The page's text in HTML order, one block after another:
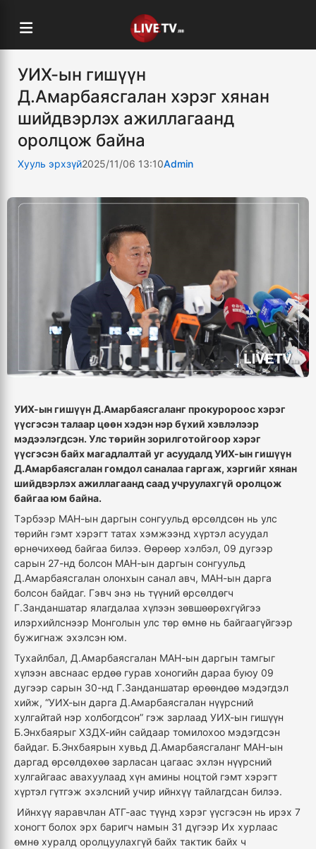
УИХ-ын гишүүн
Д.Амарбаясгалан хэрэг хянан
шийдвэрлэх ажиллагаанд
оролцож байна
Хууль эрхзүй2025/11/06 13:10Admin
УИХ-ын гишүүн Д.Амарбаясгаланг прокуророос хэрэг
үүсгэсэн талаар цөөн хэдэн нэр бүхий хэвлэлээр
мэдээлэгдсэн. Улс төрийн зорилготойгоор хэрэг
үүсгэсэн байх магадлалтай уг асуудалд УИХ-ын гишүүн
Д.Амарбаясгалан гомдол саналаа гаргаж, хэргийг хянан
шийдвэрлэх ажиллагаанд саад учруулахгүй оролцож
байгаа юм байна.
Тэрбээр МАН-ын даргын сонгуульд өрсөлдсөн нь улс
төрийн гэмт хэрэгт татах хэмжээнд хүртэл асуудал
өрнөчихөөд байгаа билээ. Өөрөөр хэлбэл, 09 дугээр
сарын 27-нд болсон МАН-ын даргын сонгуульд
Д.Амарбаясгалан олонхын санал авч, МАН-ын дарга
болсон байдаг. Гэвч энэ нь түүний өрсөлдөгч
Г.Занданшатар ялагдалаа хүлээн зөвшөөрөхгүйгээ
илэрхийлснээр Монголын улс төр өмнө нь байгаагүйгээр
бужигнаж эхэлсэн юм.
Тухайлбал, Д.Амарбаясгалан МАН-ын даргын тамгыг
хүлээн авснаас ердөө гурав хоногийн дараа буюу 09
дугээр сарын 30-нд Г.Занданшатар өрөөндөө мэдэгдэл
хийж, “УИХ-ын дарга Д.Амарбаясгалан нүүрсний
хулгайтай нэр холбогдсон” гэж зарлаад УИХ-ын гишүүн
Б.Энхбаярыг ХЗДХ-ийн сайдаар томилохоо мэдэгдсэн
байдаг. Б.Энхбаярын хувьд Д.Амарбаясгаланг МАН-ын
даргад өрсөлдөхөө зарласан цагаас эхлэн нүүрсний
хулгайгаас авахуулаад хүн амины ноцтой гэмт хэрэгт
хүртэл гүтгэж эхэлсний учир ийнхүү тайлагдсан билээ.
Ийнхүү яаравчлан АТГ-аас түүнд хэрэг үүсгэсэн нь ирэх 7
хоногт болох эрх баригч намын 31 дүгээр Их хурлаас
өмнө хуралд оролцуулахгүй байх тактик байх ч